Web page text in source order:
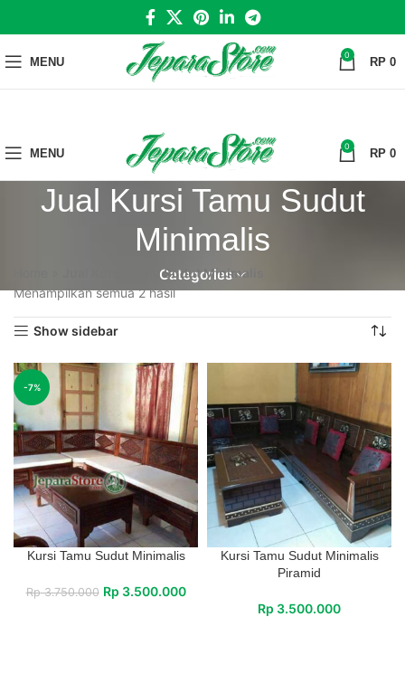
MENU 0 RP 0
MENU 0 RP 0
Jual Kursi Tamu Sudut
Minimalis
Categories
Jual Kursi Tamu Sudut Minimalis
Menampilkan semua 2 hasil
Show sidebar
-7%
Kursi Tamu Sudut Minimalis
Rp3.750.000 Rp 3.500.000
Kursi Tamu Sudut Minimalis
Piramid
Rp 3.500.000